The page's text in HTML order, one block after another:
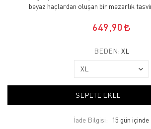
beyaz haçlardan oluşan bir mezarlık
649,90
BEDEN: XL
SEPETE EKLE
İade Bilgisi: